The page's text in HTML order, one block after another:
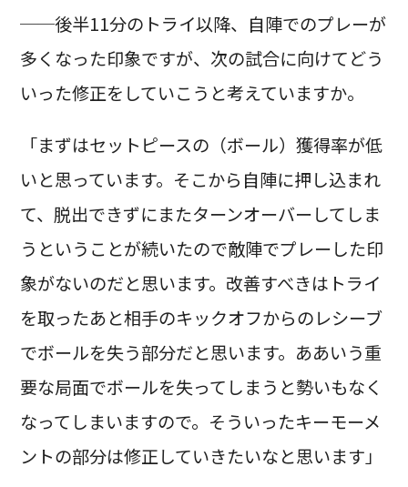
──後半11分のトライ以降、自陣でのプレーが
多くなった印象ですが、次の試合に向けてどう
いった修正をしていこうと考えていますか。
「まずはセットピースの（ボール）獲得率が低
いと思っています。そこから自陣に押し込まれ
て、脱出できずにまたターンオーバーしてしま
うということが続いたので敵陣でプレーした印
象がないのだと思います。改善すべきはトライ
を取ったあと相手のキックオフからのレシーブ
でボールを失う部分だと思います。ああいう重
要な局面でボールを失ってしまうと勢いもなく
なってしまいますので。そういったキーモーメ
ントの部分は修正していきたいなと思います」